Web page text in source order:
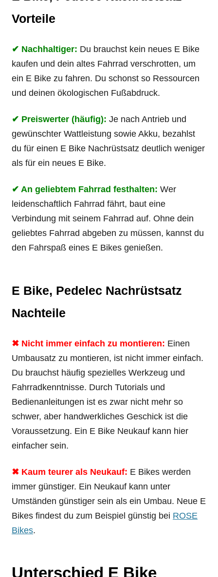
Vorteile
✔ Nachhaltiger: Du brauchst kein neues E Bike
kaufen und dein altes Fahrrad verschrotten, um
ein E Bike zu fahren. Du schonst so Ressourcen
und deinen ökologischen Fußabdruck.
✔ Preiswerter (häufig): Je nach Antrieb und
gewünschter Wattleistung sowie Akku, bezahlst
du für einen E Bike Nachrüstsatz deutlich weniger
als für ein neues E Bike.
✔ An geliebtem Fahrrad festhalten: Wer
leidenschaftlich Fahrrad fährt, baut eine
Verbindung mit seinem Fahrrad auf. Ohne dein
geliebtes Fahrrad abgeben zu müssen, kannst du
den Fahrspaß eines E Bikes genießen.
E Bike, Pedelec Nachrüstsatz
Nachteile
✖ Nicht immer einfach zu montieren: Einen
Umbausatz zu montieren, ist nicht immer einfach.
Du brauchst häufig spezielles Werkzeug und
Fahrradkenntnisse. Durch Tutorials und
Bedienanleitungen ist es zwar nicht mehr so
schwer, aber handwerkliches Geschick ist die
Voraussetzung. Ein E Bike Neukauf kann hier
einfacher sein.
✖ Kaum teurer als Neukauf: E Bikes werden
immer günstiger. Ein Neukauf kann unter
Umständen günstiger sein als ein Umbau. Neue E
Bikes findest du zum Beispiel günstig bei ROSE
Bikes.
Unterschied E Bike